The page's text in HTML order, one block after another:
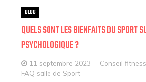
BLOG
QUELS SONT LES BIENFAITS DU SPORT
PSYCHOLOGIQUE ?
11 septembre 2023
Conseil fitness
FAQ salle de Sport